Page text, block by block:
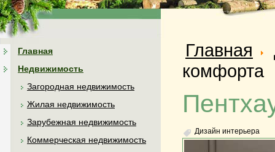
Главная
Недвижимость
Загородная недвижимость
Жилая недвижимость
Зарубежная недвижимость
Коммерческая недвижимость
Главная
комфорта
Дизайн интерьера